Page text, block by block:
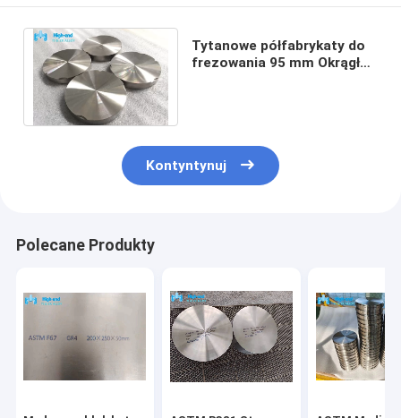
Tytanowe półfabrykaty do
frezowania 95 mm Okrągłe
Kontyntynuj
Polecane Produkty